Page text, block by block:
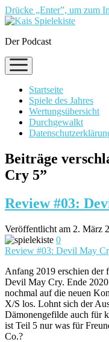
Drücke „Enter”, um zum
Der Podcast
Menü
öffnen
Startseite
Spiele des Jahres
Wertungsübersicht
Durchgewalkt
Beiträge
Cry 5”
Review #03:
Veröffentlicht am 2. März
0
Review #03: Devil May
Anfang 2019 erschien der
Devil May Cry. Ende
nochmal auf die neuen
X/S los. Lohnt sich der
Dämonengefilde auch für
ist Teil 5 nur was für
Co.?